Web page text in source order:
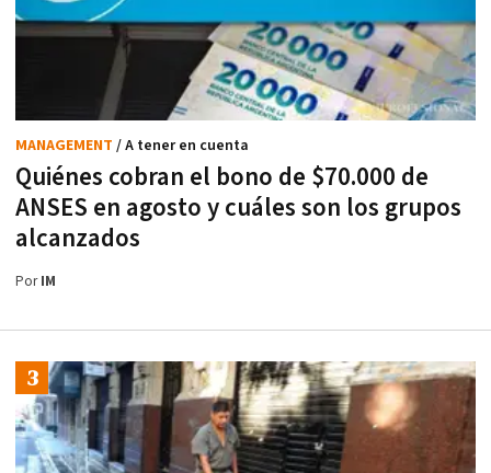
Quiénes cobran el bono de $70.000 de
ANSES en agosto y cuáles son los grupos
alcanzados
MANAGEMENT / A tener en cuenta
PorIM